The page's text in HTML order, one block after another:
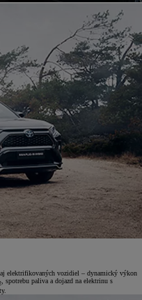
elektrifikovaných vozidiel – dynamický výkon
, spotrebu paliva a dojazd na elektrinu s